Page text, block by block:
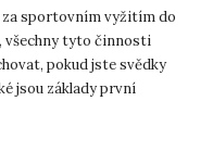
za sportovním vyžitím do
všechny tyto činnosti
pokud jste svědky
jsou základy první